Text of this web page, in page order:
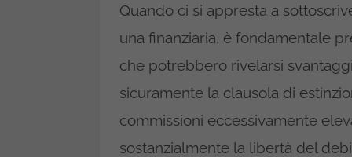
Quando ci si appresta a
una finanziaria, è fondamentale
che potrebbero rivelarsi
sicuramente la clausola di
commissioni eccessivamente
sostanzialmente la libertà del